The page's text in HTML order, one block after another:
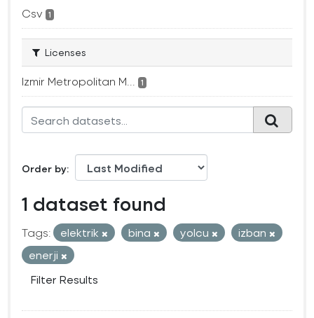
Csv 1
Licenses
Izmir Metropolitan M... 1
Order by
1 dataset found
Tags: elektrik bina yolcu
izban
enerji
Filter Results